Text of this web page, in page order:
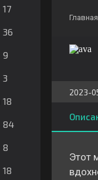
17
36
9
3
18
84
8
18
Главная
2023-
Этот